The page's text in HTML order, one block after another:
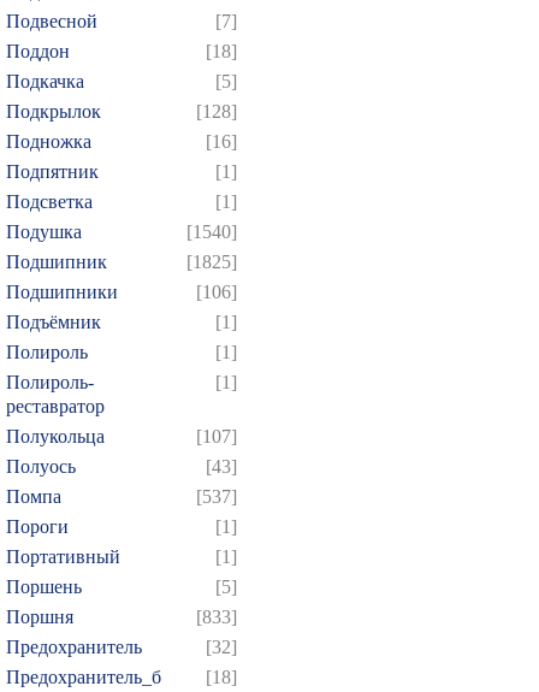
Подвесной
[7]
Поддон
[18]
Подкачка
[5]
Подкрылок
[128]
Подножка
[16]
Подпятник
[1]
Подсветка
[1]
Подушка
[1540]
Подшипник
[1825]
Подшипники
[106]
Подъёмник
[1]
Полироль
[1]
Полироль-
реставратор
[1]
Полукольца
[107]
Полуось
[43]
Помпа
[537]
Пороги
[1]
Портативный
[1]
Поршень
[5]
Поршня
[833]
Предохранитель
[32]
Предохранитель_б
[18]